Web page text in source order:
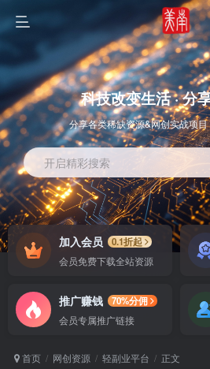
OS教程
科技改变生活 · 分
分享各类稀缺资源&网创实战项
开启精彩搜索
加入会员
0.1折起
会员免费下载全站资源
推广赚钱
70%分佣
会员专属推广链接
首页 网创资源 轻副业平台 正文